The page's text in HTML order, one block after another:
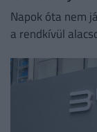
Napok óta nem
a rendkívül
biztonságosan...